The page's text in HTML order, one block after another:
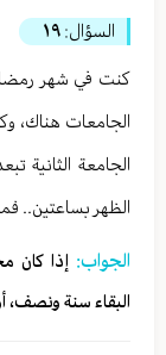
السؤال: ١٩
كنت في شهر
الجامعات هناك،
الظهر بساعتين..
الجواب: إذا كان
البقاء سنة ونصف،